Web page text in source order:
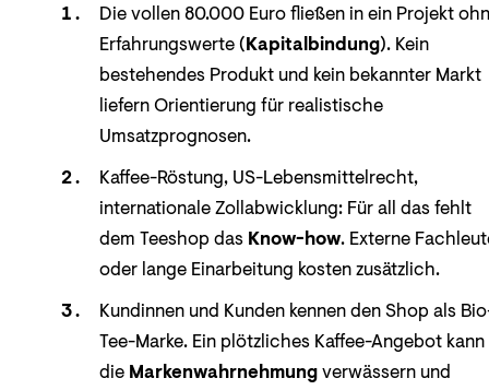
Die vollen 80.000 Euro fließen in ein Projekt
Erfahrungswerte (Kapitalbindung). Kein
bestehendes Produkt und kein bekannter Markt
liefern Orientierung für realistische
Umsatzprognosen.
Kaffee-Röstung, US-Lebensmittelrecht,
internationale Zollabwicklung: Für all das fehlt
dem Teeshop das Know-how. Externe
oder lange Einarbeitung kosten zusätzlich.
Kundinnen und Kunden kennen den Shop als
Tee-Marke. Ein plötzliches Kaffee-Angebot kann
die Markenwahrnehmungverwässern und